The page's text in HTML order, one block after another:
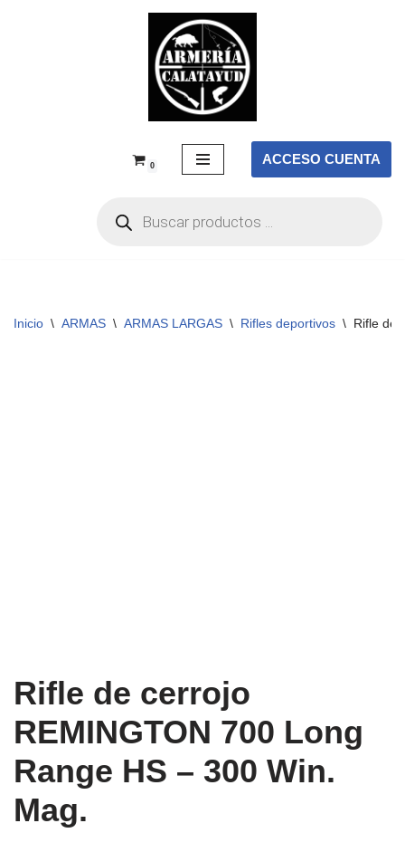
0 ACCESO CUENTA
Inicio \ ARMAS \ ARMAS LARGAS \ Rifles deportivos \ Rifle de
Rifle de cerrojo
REMINGTON 700 Long
Range HS – 300 Win.
Mag.